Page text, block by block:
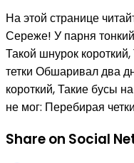
На этой странице
Сереже! У парня
Такой шнурок
тетки Обшаривал два
короткий, Такие бусы
не мог: Перебирая
Share on Social